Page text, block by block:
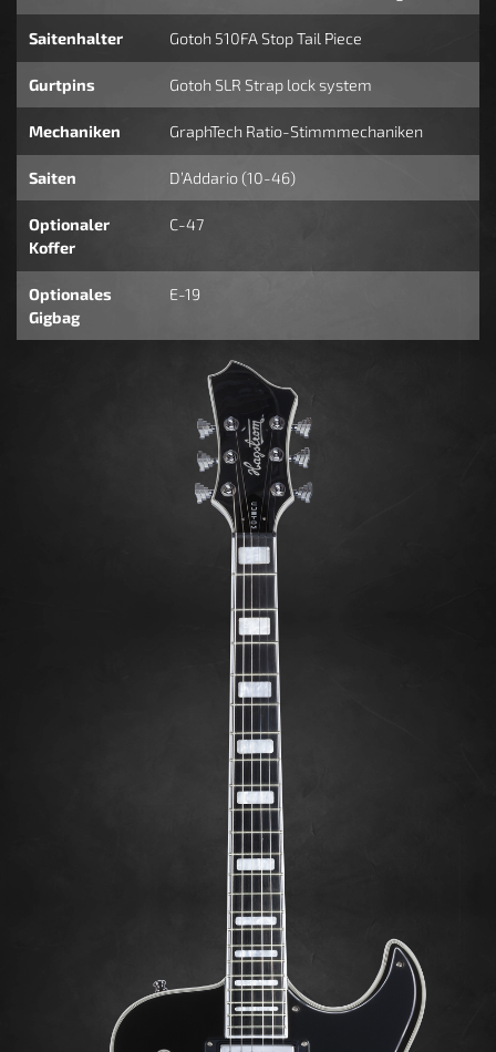
Saitenhalter Gotoh 510FA Stop Tail Piece
Gurtpins Gotoh SLR Strap lock system
Mechaniken GraphTech Ratio-Stimmmechaniken
Saiten D’Addario (10-46)
Optionaler
Koffer
C-47
Optionales
Gigbag
E-19